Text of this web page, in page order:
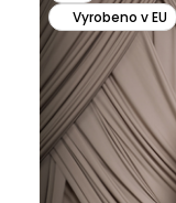
Vyrobeno v EU